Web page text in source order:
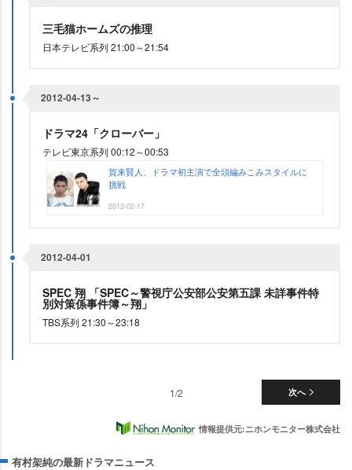
三毛猫ホームズの推理
日本テレビ系列 21:00～21:54
2012-04-13～
ドラマ24「クローバー」
テレビ東京系列 00:12～00:53
賀来賢人、ドラマ初主演で全頭編みこみスタイルに
挑戦
2012-02-17
2012-04-01
SPEC 翔 「SPEC～警視庁公安部公安第五課 未詳事件特
別対策係事件簿～翔」
TBS系列 21:30～23:18
次へ
1/2
情報提供元:ニホンモニター株式会社
有村架純の最新ドラマニュース